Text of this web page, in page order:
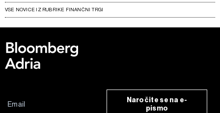
VSE NOVICE IZ RUBRIKE FINANČNI TRGI
Naročite se na e-
pismo